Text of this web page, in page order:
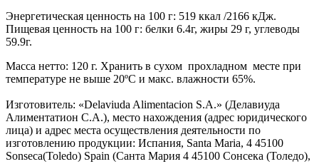
Энергетическая ценность на 100 г: 519 ккал /2166 кДж.
Пищевая ценность на 100 г: белки 6.4г, жиры 29 г, углеводы
59.9г.
Масса нетто: 120 г. Хранить в сухом прохладном месте при
температуре не выше 20ºС и макс. влажности 65%.
Изготовитель: «Delaviuda Alimentacion S.A.» (Делавиуда
Алиментатион С.А.), место нахождения (адрес юридического
лица) и адрес места осуществления деятельности по
изготовлению продукции: Испания, Santa Maria, 4 45100
Sonseca(Toledo) Spain (Санта Мария 4 45100 Сонсека (Толедо),